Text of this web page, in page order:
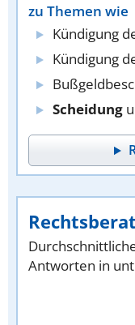
zu Themen wie
Kündigung
Kündigung
Scheidung
Antworten in